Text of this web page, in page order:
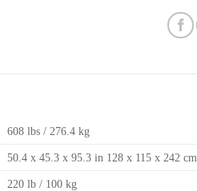
608 lbs / 276.4 kg
50.4 x 45.3 x 95.3 in 128 x 115 x 242 cm
220 lb / 100 kg